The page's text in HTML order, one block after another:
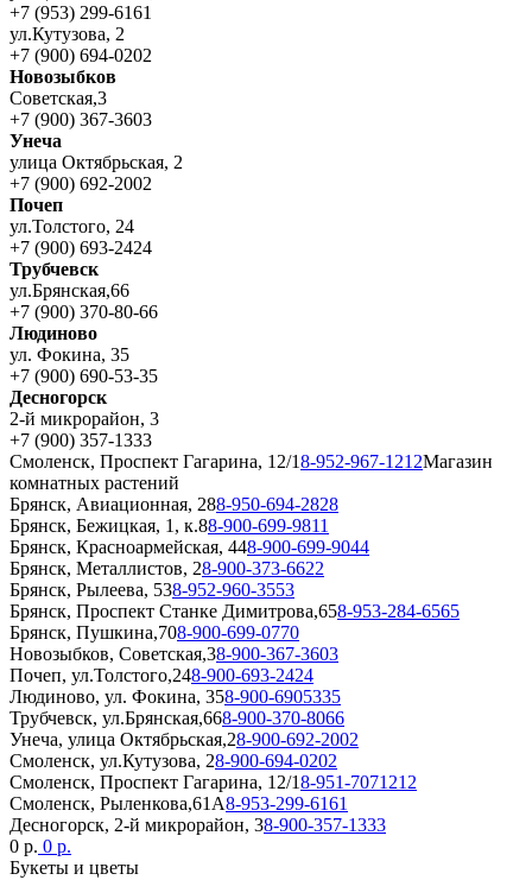
+7 (953) 299-6161
ул.Кутузова, 2
+7 (900) 694-0202
Новозыбков
Советская,3
+7 (900) 367-3603
Унеча
улица Октябрьская, 2
+7 (900) 692-2002
Почеп
ул.Толстого, 24
+7 (900) 693-2424
Трубчевск
ул.Брянская,66
+7 (900) 370-80-66
Людиново
ул. Фокина, 35
+7 (900) 690-53-35
Десногорск
2-й микрорайон, 3
+7 (900) 357-1333
Смоленск, Проспект Гагарина, 12/18-952-967-1212Магазин
комнатных растений
Брянск, Авиационная, 288-950-694-2828
Брянск, Бежицкая, 1, к.88-900-699-9811
Брянск, Красноармейская, 448-900-699-9044
Брянск, Металлистов, 28-900-373-6622
Брянск, Рылеева, 538-952-960-3553
Брянск, Проспект Станке Димитрова,658-953-284-6565
Брянск, Пушкина,708-900-699-0770
Новозыбков, Советская,38-900-367-3603
Почеп, ул.Толстого,248-900-693-2424
Людиново, ул. Фокина, 358-900-6905335
Трубчевск, ул.Брянская,668-900-370-8066
Унеча, улица Октябрьская,28-900-692-2002
Смоленск, ул.Кутузова, 28-900-694-0202
Смоленск, Проспект Гагарина, 12/18-951-7071212
Смоленск, Рыленкова,61А8-953-299-6161
Десногорск, 2-й микрорайон, 38-900-357-1333
0 р. 0 р.
Букеты и цветы